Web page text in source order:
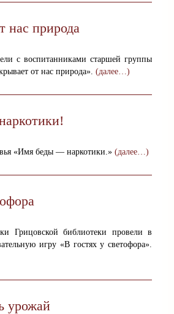
нас природа
с воспитанниками старшей группы
от нас природа». (далее…)
«Имя беды — наркотики.» (далее…)
Грицовской библиотеки провели в
игру «В гостях у светофора».
урожай